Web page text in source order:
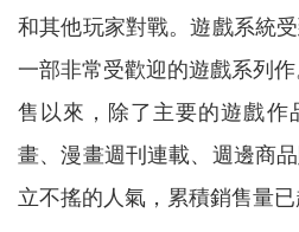
和其他玩家對戰。遊戲系統
一部非常受歡迎的遊戲系列
售以來，除了主要的遊戲作
畫、漫畫週刊連載、週邊商
立不搖的人氣，累積銷售量已